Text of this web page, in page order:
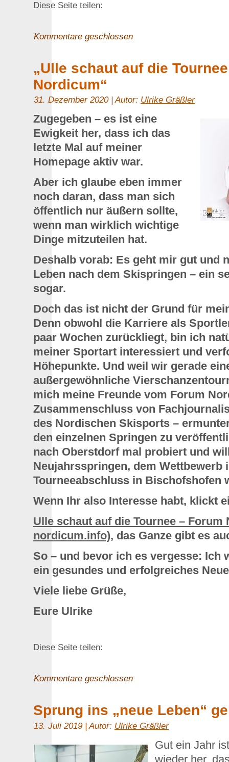
Diese Seite teilen:
Kommentare geschlossen
„Ulle schaut auf die
Nordicum“
31. Dezember 2020 | Autor: Ulrike Gräßler
Zugegeben – es ist eine
Ewigkeit her, dass ich das
letzte Mal auf meiner
Homepage aktiv war.
Aber ich glaube eben immer
noch daran, dass man sich
öffentlich nur äußern sollte,
wenn man wirklich wichtige
Dinge mitzuteilen hat.
Deshalb vorab: Es geht mir gut und
Leben nach dem Skispringen – ein
sogar.
Doch das ist nicht der Grund für
Denn obwohl die Karriere als
paar Wochen zurückliegt, bin ich
meiner Sportart interessiert und
Höhepunkte. Und weil wir gerade
außergewöhnliche
mich meine Freunde vom Forum
Zusammenschluss von
des Nordischen Skisports –
den einzelnen Springen zu
nach Oberstdorf mal probiert und
Neujahrsspringen, dem Wettbewerb
Tourneeabschluss in Bischofshofen
Wenn Ihr also Interesse habt, klickt
Ulle schaut auf die Tournee –
nordicum.info), das Ganze gibt es
So – und bevor ich es vergesse: Ich
ein gesundes und erfolgreiches
Viele liebe Grüße,
Eure Ulrike
Diese Seite teilen:
Kommentare geschlossen
Sprung ins „neue Leben“
13. Juli 2019 | Autor: Ulrike Gräßler
Gut ein Jahr
wieder her,